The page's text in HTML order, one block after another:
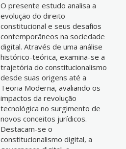
O presente estudo analisa a
evolução do direito
constitucional e seus desafios
contemporâneos na sociedade
digital. Através de uma análise
histórico-teórica, examina-se a
trajetória do constitucionalismo
desde suas origens até a
Teoria Moderna, avaliando os
impactos da revolução
tecnológica no surgimento de
novos conceitos jurídicos.
Destacam-se o
constitucionalismo digital, a